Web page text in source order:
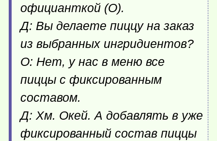
официанткой (О).
Д: Вы делаете пиццу на заказ
из выбранных ингридиентов?
О: Нет, у нас в меню все
пиццы с фиксированным
составом.
Д: Хм. Окей. А добавлять в уже
фиксированный состав пиццы